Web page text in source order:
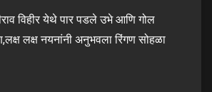
विहीर येथे पार पडले उभे आणि गोल
लक्ष नयनांनी अनुभवला रिंगण सोहळा